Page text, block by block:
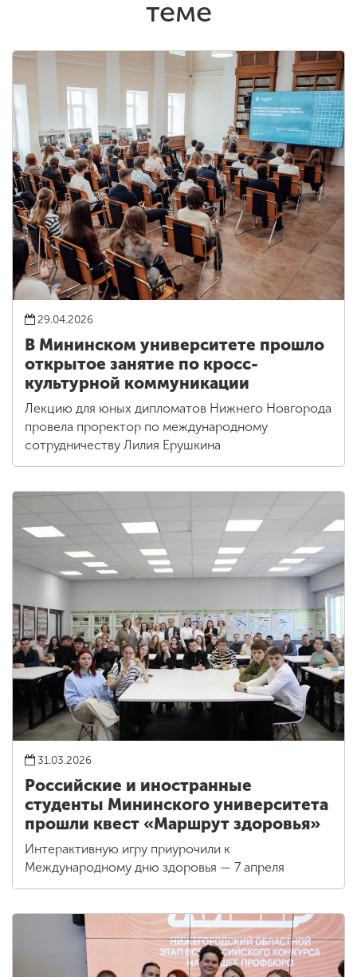
теме
29.04.2026
В Мининском университете прошло
открытое занятие по кросс-
культурной коммуникации
Лекцию для юных дипломатов Нижнего Новгорода
провела проректор по международному
сотрудничеству Лилия Ерушкина
31.03.2026
Российские и иностранные
студенты Мининского университета
прошли квест «Маршрут здоровья»
Интерактивную игру приурочили к
Международному дню здоровья — 7 апреля